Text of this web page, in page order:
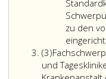
zu den
(3)Absatz
3
und